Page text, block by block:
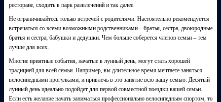
ресторане, сходить в парк развлечений и так далее.
Не ограничивайтесь только встречей с родителями. Настоятельно рекомендуется
встречаться со всеми возможными родственниками – братья, сестра, двоюродные
братья и сестра, бабушки и дедушки. Чем больше соберется членов семьи – тем
лучше для всех.
Многие приятные события, начатые в лунный день, могут стать хорошей
традицией для всей семьи. Например, вы длительное время мечтаете заняться
велосипедными прогулками, и привлечь в это занятие всю вашу семью. Десятый
лунный день идеально подойдет для первой совместной поездки вашей семьи.
Если есть желание начать заниматься профессионально велосипедным спортом, то